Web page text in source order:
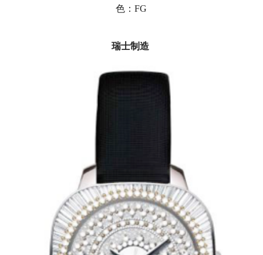
色：FG
瑞士制造